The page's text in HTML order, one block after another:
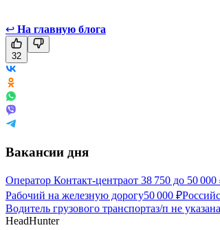
↩ На главную блога
32
Вакансии дня
Оператор Контакт-центраот 38 750 до 50 000
Рабочий на железную дорогу50 000 ₽
Водитель грузового транспортаз/п не указана
HeadHunter